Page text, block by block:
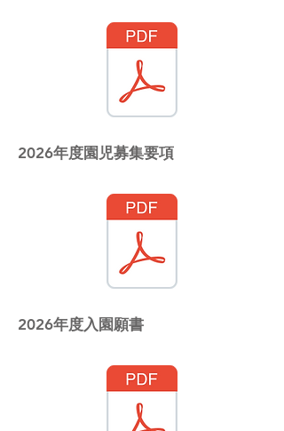
2026年度園児募集要項
2026年度入園願書